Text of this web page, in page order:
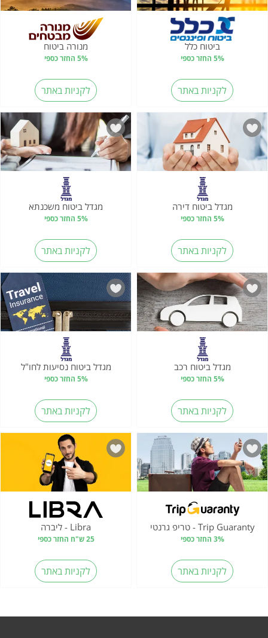
ביטוח כלל
5% החזר כספי
לקניות באתר
מנורה ביטוח
5% החזר כספי
לקניות באתר
מגדל ביטוח דירה
5% החזר כספי
לקניות באתר
מגדל ביטוח משכנתא
5% החזר כספי
לקניות באתר
מגדל ביטוח רכב
5% החזר כספי
לקניות באתר
מגדל ביטוח נסיעות לחו"ל
5% החזר כספי
לקניות באתר
Trip Guaranty - טריפ גרנטי
3% החזר כספי
לקניות באתר
Libra - ליברה
25 ש"ח החזר כספי
לקניות באתר